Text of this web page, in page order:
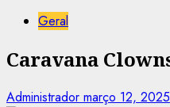
Geral
Caravana
Administrador março 12, 2025